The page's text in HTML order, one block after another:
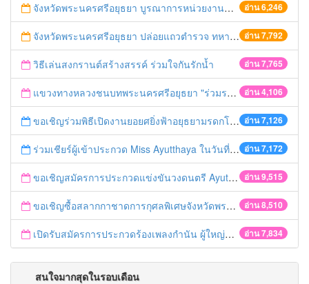
อ่าน 6,246
จังหวัดพระนครศรีอยุธยา บูรณาการหน่วยงานที่เกี่ยวข้อง ลงพื้นที่จัดระเบียบและดำเนินมาตรการตามบทลงโทษสูงสุดกับผู้ประกอบการร้านค้าที่ยังฝ่าฝืนตั้งร้านค้ารุกล้ำเขตพื้นที่ทางหลวง เตรียมความปลอดภัยก่อนเทศกาลสงกรานต์
อ่าน 7,792
จังหวัดพระนครศรีอยุธยา ปล่อยแถวตำรวจ ทหาร ฝ่ายปกครอง กว่า 100 นาย ตรวจเข้มท่ารถสาธารณะ สถานีขนส่งรถโดยสาร วินรถตู้ และสถานีรถไฟ เตรียมรับมือเทศกาลสงกรานต์
อ่าน 7,765
วิธีเล่นสงกรานต์สร้างสรรค์ ร่วมใจกันรักน้ำ
อ่าน 4,106
แขวงทางหลวงชนบทพระนครศรีอยุธยา "ร่วมรณรงค์ ขับช้า เปิดไฟหน้า คาดเข็มขัด" เทศกาลสงกรานต์ ปี 2561
อ่าน 7,126
ขอเชิญร่วมพิธีเปิดงานยอยศยิ่งฟ้าอยุธยามรดกโลก
อ่าน 7,172
ร่วมเชียร์ผู้เข้าประกวด Miss Ayutthaya ในวันที่ 15 ธันวาคม 2560
อ่าน 9,515
ขอเชิญสมัครการประกวดแข่งขันวงดนตรี Ayutthaya battle of the bands
อ่าน 8,510
ขอเชิญซื้อสลากกาชาดการกุศลพิเศษจังหวัดพระนครศรีอยุธยา 2560
อ่าน 7,834
เปิดรับสมัครการประกวดร้องเพลงกำนัน ผู้ใหญ่บ้าน ฯลฯ
สนใจมากสุดในรอบเดือน